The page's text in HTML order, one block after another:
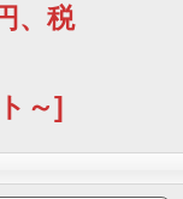
、税
～]